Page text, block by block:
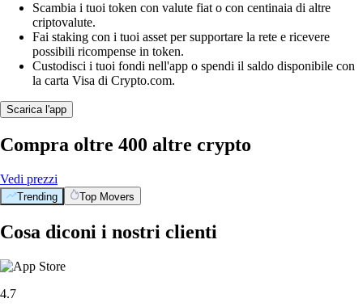
Scambia i tuoi token con valute fiat o con centinaia di altre
criptovalute.
Fai staking con i tuoi asset per supportare la rete e ricevere
possibili ricompense in token.
Custodisci i tuoi fondi nell'app o spendi il saldo disponibile con
la carta Visa di Crypto.com.
Scarica l'app
Compra oltre 400 altre crypto
Vedi prezzi
Trending Top Movers
Cosa diconi i nostri clienti
4.7